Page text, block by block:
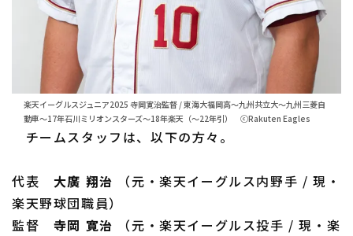
楽天イーグルスジュニア2025 寺岡寛治監督 / 東海大福岡高～九州共立大～九州三菱自
動車～17年石川ミリオンスターズ～18年楽天（～22年引） ⓒRakuten Eagles
チームスタッフは、以下の方々。
代表 大廣 翔治 （元・楽天イーグルス内野手 / 現・
楽天野球団職員）
監督 寺岡 寛治 （元・楽天イーグルス投手 / 現・楽